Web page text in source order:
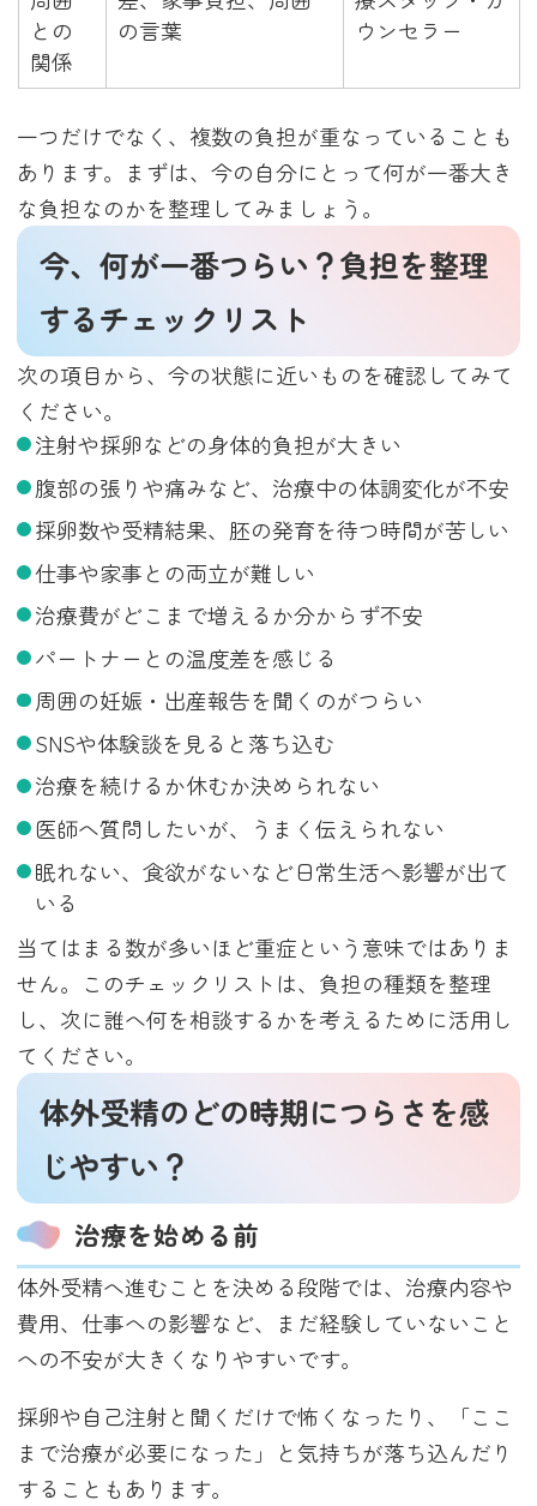
との
関係
の言葉
ウンセラー
一つだけでなく、複数の負担が重なっていることも
あります。まずは、今の自分にとって何が一番大き
な負担なのかを整理してみましょう。
今、何が一番つらい？負担を整理
するチェックリスト
次の項目から、今の状態に近いものを確認してみて
ください。
注射や採卵などの身体的負担が大きい
腹部の張りや痛みなど、治療中の体調変化が不安
採卵数や受精結果、胚の発育を待つ時間が苦しい
仕事や家事との両立が難しい
治療費がどこまで増えるか分からず不安
パートナーとの温度差を感じる
周囲の妊娠・出産報告を聞くのがつらい
SNSや体験談を見ると落ち込む
治療を続けるか休むか決められない
医師へ質問したいが、うまく伝えられない
眠れない、食欲がないなど日常生活へ影響が出て
いる
当てはまる数が多いほど重症という意味ではありま
せん。このチェックリストは、負担の種類を整理
し、次に誰へ何を相談するかを考えるために活用し
てください。
体外受精のどの時期につらさを感
じやすい？
治療を始める前
体外受精へ進むことを決める段階では、治療内容や
費用、仕事への影響など、まだ経験していないこと
への不安が大きくなりやすいです。
採卵や自己注射と聞くだけで怖くなったり、「ここ
まで治療が必要になった」と気持ちが落ち込んだり
することもあります。